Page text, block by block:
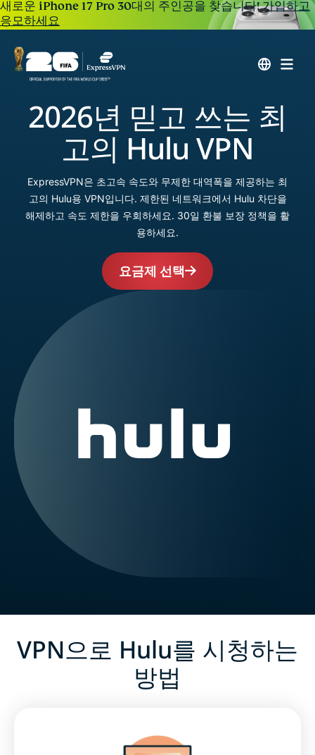
새로운 iPhone 17 Pro 30대의 주인공을 찾습니다!가입하고
응모하세요
2026년 믿고 쓰는 최
고의 Hulu VPN
ExpressVPN은 초고속 속도와 무제한 대역폭을 제공하는 최
고의 Hulu용 VPN입니다. 제한된 네트워크에서 Hulu 차단을
해제하고 속도 제한을 우회하세요. 30일 환불 보장 정책을 활
용하세요.
요금제 선택
VPN으로 Hulu를 시청하는
방법